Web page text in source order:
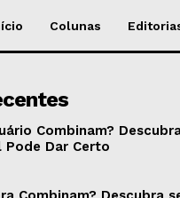
Colunas
Combinam?
Pode Dar Certo